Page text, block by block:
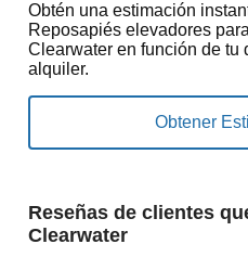
Obtén una estimación
Reposapiés elevadores
Clearwater en función de tu
alquiler.
Reseñas de clientes
Clearwater